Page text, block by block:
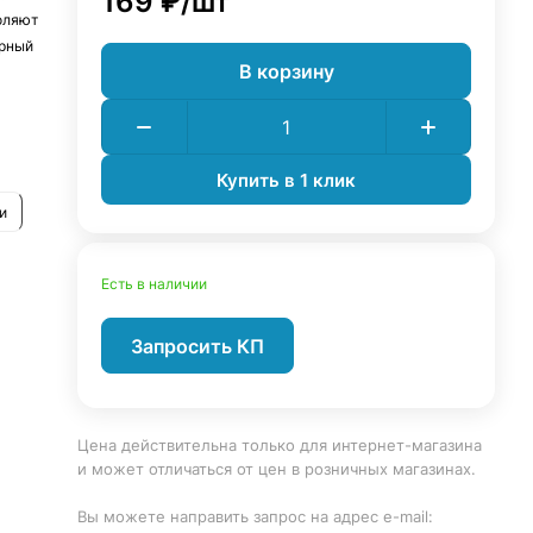
В корзину
Купить в 1 клик
Есть в наличии
Запросить КП
Цена действительна только для интернет-магазина
и может отличаться от цен в розничных магазинах.
Вы можете направить запрос на адрес e-mail: